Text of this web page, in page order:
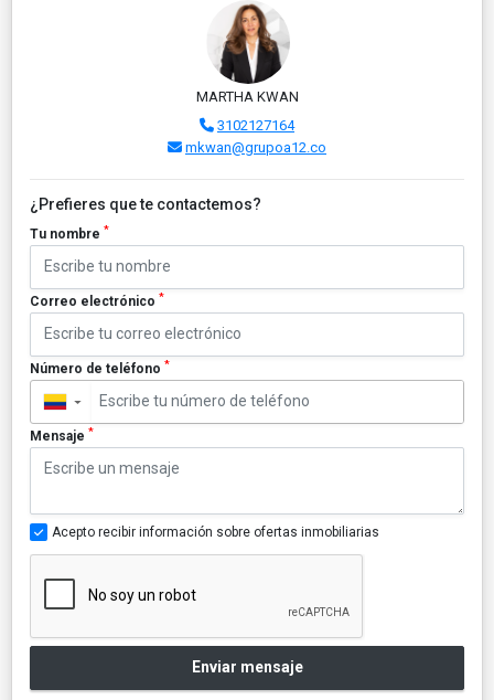
MARTHA KWAN
3102127164
mkwan@grupoa12.co
¿Prefieres que te contactemos?
Tu nombre *
Correo electrónico *
Número de teléfono *
▼
Mensaje *
Acepto recibir información sobre ofertas inmobiliarias
Enviar mensaje